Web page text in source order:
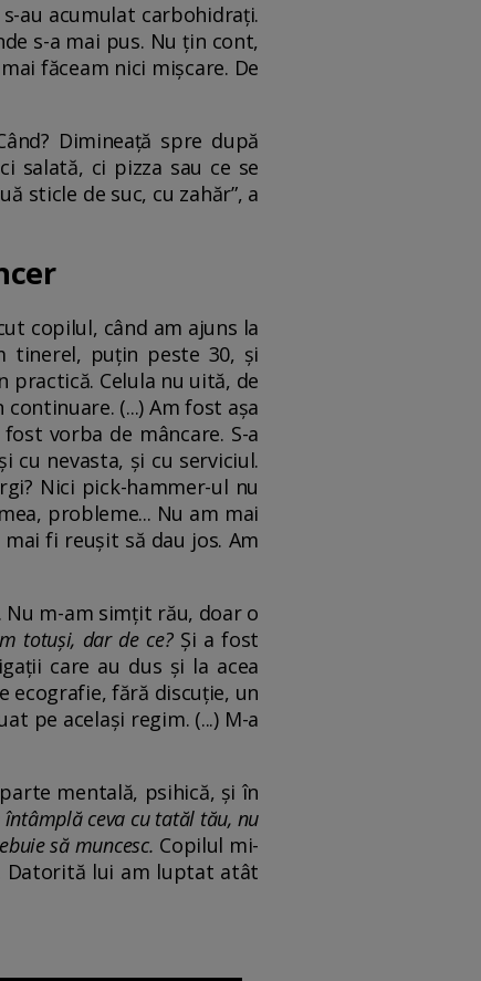
au acumulat carbohidrați.
s-a mai pus. Nu țin cont,
făceam nici mișcare. De
Dimineață spre după
salată, ci pizza sau ce se
sticle de suc, cu zahăr”, a
copilul, când am ajuns la
tinerel, puțin peste 30, și
practică. Celula nu uită, de
(...) Am fost așa
vorba de mâncare. S-a
cu nevasta, și cu serviciul.
Nici pick-hammer-ul nu
probleme... Nu am mai
fi reușit să dau jos. Am
m-am simțit rău, doar o
totuși, dar de ce? Și a fost
care au dus și la acea
ecografie, fără discuție, un
pe același regim. (...) M-a
mentală, psihică, și în
întâmplă ceva cu tatăl tău, nu
să muncesc. Copilul mi-
Datorită lui am luptat atât